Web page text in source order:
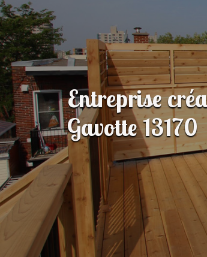
Entreprise
Gavotte 13170